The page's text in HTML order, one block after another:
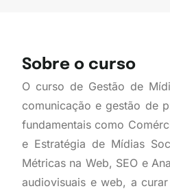
Sobre o curso
O curso de Gestão de
comunicação e gestão de
fundamentais como
e Estratégia de Mídias
Métricas na Web, SEO e
audiovisuais e web, a